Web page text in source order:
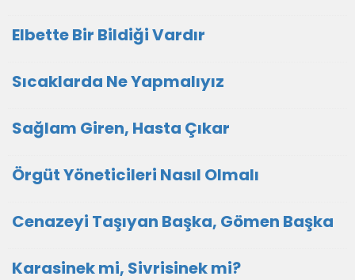
Elbette Bir Bildiği Vardır
Sıcaklarda Ne Yapmalıyız
Sağlam Giren, Hasta Çıkar
Örgüt Yöneticileri Nasıl Olmalı
Cenazeyi Taşıyan Başka, Gömen Başka
Karasinek mi, Sivrisinek mi?